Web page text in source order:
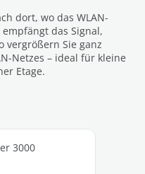
dort, wo das WLAN-
das Signal,
vergrößern Sie ganz
Netzes – ideal für kleine
Etage.